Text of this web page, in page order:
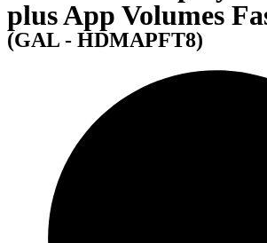
plus App Volumes
(GAL - HDMAPFT8)